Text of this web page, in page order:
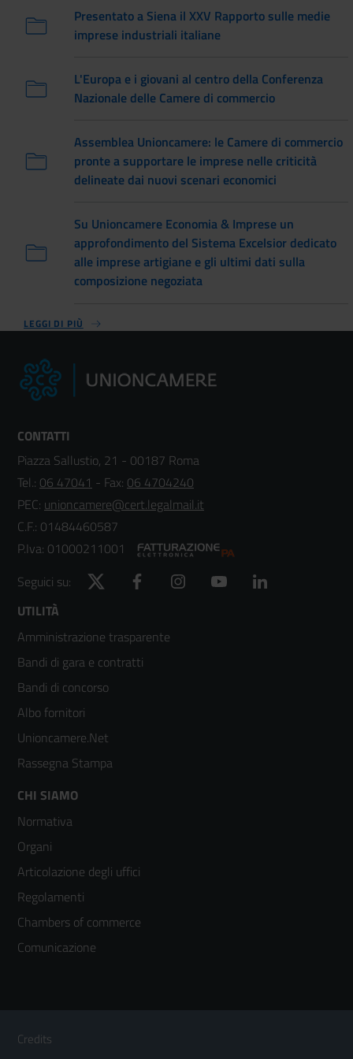
Presentato a Siena il XXV Rapporto sulle medie
imprese industriali italiane
L'Europa e i giovani al centro della Conferenza
Nazionale delle Camere di commercio
Assemblea Unioncamere: le Camere di commercio
pronte a supportare le imprese nelle criticità
delineate dai nuovi scenari economici
Su Unioncamere Economia & Imprese un
approfondimento del Sistema Excelsior dedicato
alle imprese artigiane e gli ultimi dati sulla
composizione negoziata
LEGGI DI PIÙ
CONTATTI
Piazza Sallustio, 21 - 00187 Roma
Tel.: 06 47041 - Fax: 06 4704240
PEC: unioncamere@cert.legalmail.it
C.F.: 01484460587
P.Iva: 01000211001
Seguici su:
Twitter Facebook Instagram YouTube
Footer
menù
colonna
2
UTILITÀ
Amministrazione trasparente
Bandi di gara e contratti
Bandi di concorso
Albo fornitori
Unioncamere.Net
Rassegna Stampa
Footer
menù
colonna
3
CHI SIAMO
Normativa
Organi
Articolazione degli uffici
Regolamenti
Chambers of commerce
Comunicazione
Footer
Credits